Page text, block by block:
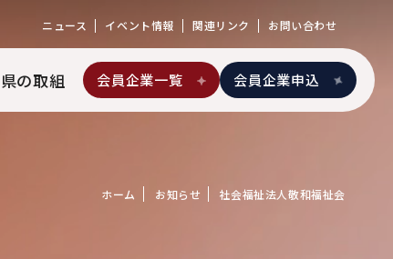
ニュース イベント情報 関連リンク お問い合わせ
会員企業一覧 会員企業申込
県の取組
ホーム お知らせ 社会福祉法人敬和福祉会